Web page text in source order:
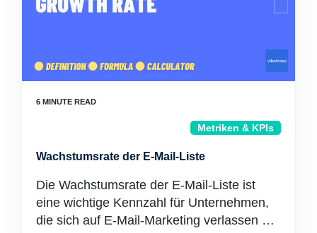
Metriken & KPIs
Wachstumsrate der E-Mail-Liste
Die Wachstumsrate der E-Mail-Liste ist
eine wichtige Kennzahl für Unternehmen,
die sich auf E-Mail-Marketing verlassen …